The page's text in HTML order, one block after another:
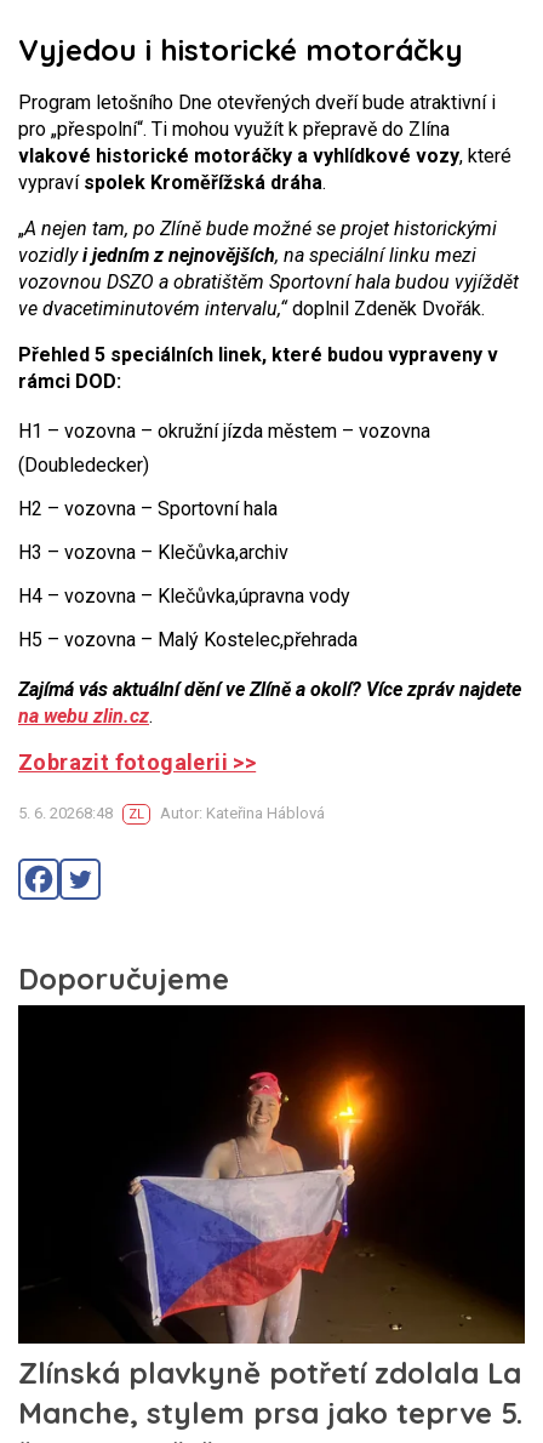
Vyjedou i historické motoráčky
Program letošního Dne otevřených dveří bude atraktivní i
pro „přespolní“. Ti mohou využít k přepravě do Zlína
vlakové historické motoráčky a vyhlídkové vozy, které
vypraví spolek Kroměřížská dráha.
„A nejen tam, po Zlíně bude možné se projet historickými
vozidlyi jedním z nejnovějších, na speciální linku mezi
vozovnou DSZO a obratištěm Sportovní hala budou vyjíždět
ve dvacetiminutovém intervalu,“doplnil Zdeněk Dvořák.
Přehled 5 speciálních linek, které budou vypraveny v
rámci DOD:
H1 – vozovna – okružní jízda městem – vozovna
(Doubledecker)
H2 – vozovna – Sportovní hala
H3 – vozovna – Klečůvka,archiv
H4 – vozovna – Klečůvka,úpravna vody
H5 – vozovna – Malý Kostelec,přehrada
Zajímá vás aktuální dění ve Zlíně a okolí? Více zpráv najdete
na webu zlin.cz.
Zobrazit fotogalerii >>
5. 6. 20268:48 ZL Autor: Kateřina Háblová